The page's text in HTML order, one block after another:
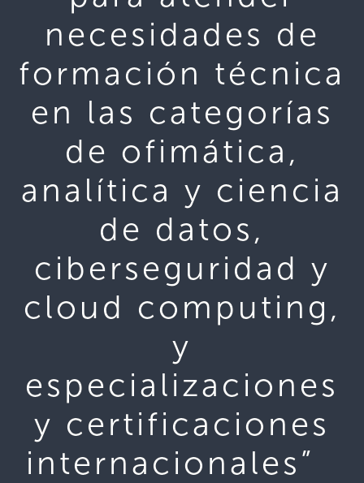
necesidades de
formación técnica
en las categorías
de ofimática,
analítica y ciencia
de datos,
ciberseguridad y
cloud computing,
y
especializaciones
y certificaciones
internacionales”